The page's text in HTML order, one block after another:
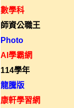
數學科
師資公職王
Photo
AI學霸網
114學年
龍騰版
康軒學習網